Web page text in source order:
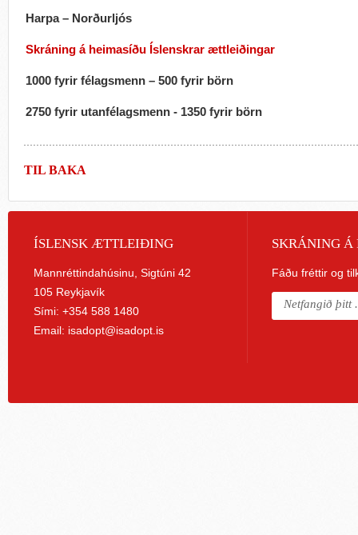
Harpa – Norðurljós
Skráning á heimasíðu Íslenskrar ættleiðingar
1000 fyrir félagsmenn – 500 fyrir börn
2750 fyrir utanfélagsmenn - 1350 fyrir börn
TIL BAKA
ÍSLENSK ÆTTLEIÐING
Mannréttindahúsinu, Sigtúni 42
105 Reykjavík
Sími: +354 588 1480
Email: isadopt@isadopt.is
SKRÁNING Á
Fáðu fréttir og